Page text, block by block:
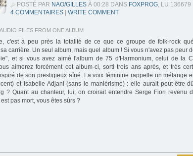
POSTÉ PAR NAO/GILLES À 00:28 DANS FOXPROG, LU 136679
4 COMMENTAIRES | WRITE COMMENT
FILES FROM ONE ALBUM
c'est à peu près la totalité de ce que ce groupe de folk-rock
carrière. Un seul album, mais quel album ! Si vous n'avez pas peur
et si vous avez aimé l'album de 75 d'Harmonium, celui de la
aimerez forcément cet album-ci, sorti trois ans après, et très
de son prestigieux aîné. La voix féminine rappelle un mélange
et Isabelle Adjani (sans le maniérisme) : elle aurait peut-être
? Quant au chanteur, lui, on croirait entendre Serge Fiori revenu
pas mort, vous êtes sûrs ?